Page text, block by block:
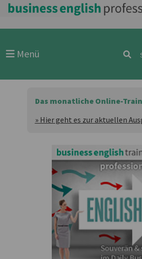
Menü
Das monatliche Online-
» Hier geht es zur aktuellen